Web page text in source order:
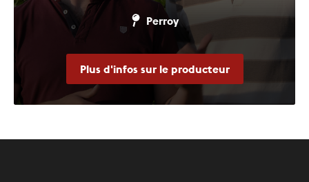
Perroy
Plus d'infos sur le producteur